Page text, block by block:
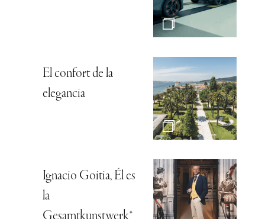
El confort de la
elegancia
Ignacio Goitia, Él es
la